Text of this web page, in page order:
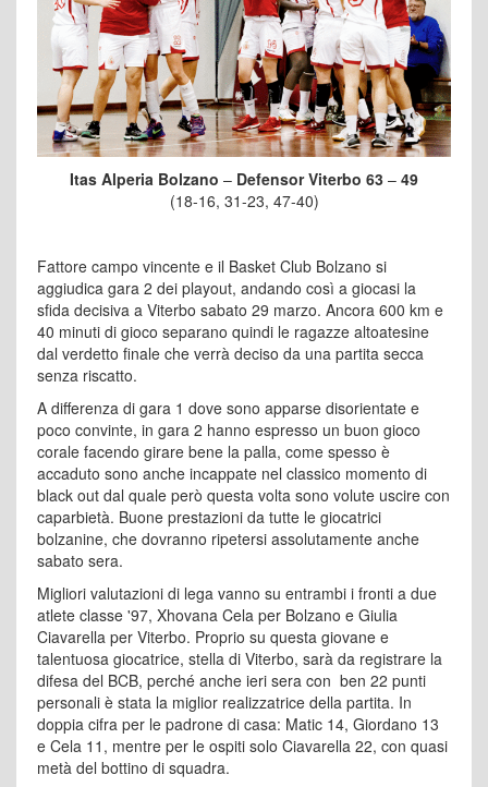
Itas Alperia Bolzano – Defensor Viterbo 63 – 49
(18-16, 31-23, 47-40)
Fattore campo vincente e il Basket Club Bolzano si
aggiudica gara 2 dei playout, andando così a giocasi la
sfida decisiva a Viterbo sabato 29 marzo. Ancora 600 km e
40 minuti di gioco separano quindi le ragazze altoatesine
dal verdetto finale che verrà deciso da una partita secca
senza riscatto.
A differenza di gara 1 dove sono apparse disorientate e
poco convinte, in gara 2 hanno espresso un buon gioco
corale facendo girare bene la palla, come spesso è
accaduto sono anche incappate nel classico momento di
black out dal quale però questa volta sono volute uscire con
caparbietà. Buone prestazioni da tutte le giocatrici
bolzanine, che dovranno ripetersi assolutamente anche
sabato sera.
Migliori valutazioni di lega vanno su entrambi i fronti a due
atlete classe '97, Xhovana Cela per Bolzano e Giulia
Ciavarella per Viterbo. Proprio su questa giovane e
talentuosa giocatrice, stella di Viterbo, sarà da registrare la
difesa del BCB, perché anche ieri sera con ben 22 punti
personali è stata la miglior realizzatrice della partita. In
doppia cifra per le padrone di casa: Matic 14, Giordano 13
e Cela 11, mentre per le ospiti solo Ciavarella 22, con quasi
metà del bottino di squadra.